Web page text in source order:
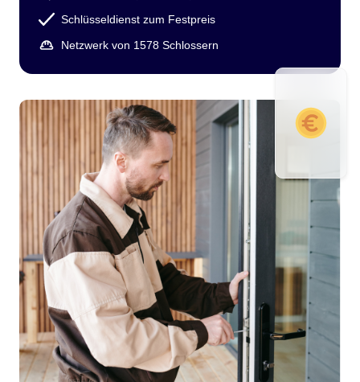
Schlüsseldienst zum Festpreis
Netzwerk von 1578 Schlossern